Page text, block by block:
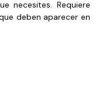
necesites. Requiere
deben aparecer en